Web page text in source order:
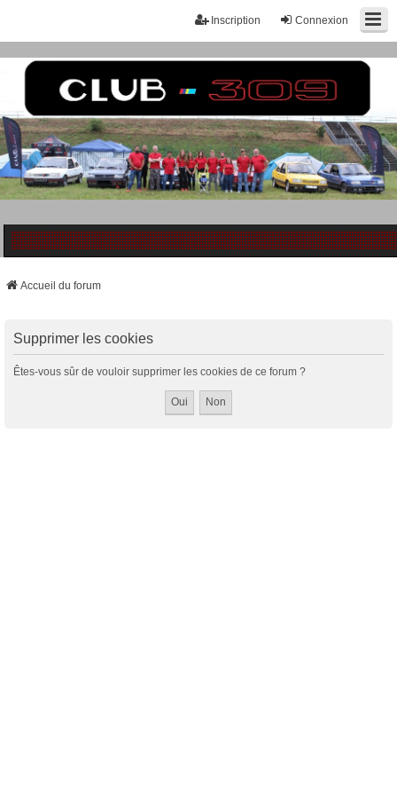
Connexion
Inscription
Accueil du forum
Supprimer les cookies
Êtes-vous sûr de vouloir supprimer les cookies de ce forum ?